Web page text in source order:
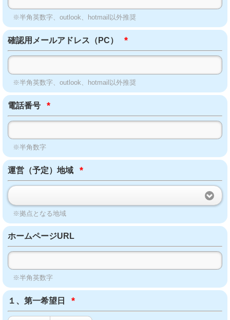
※半角英数字、outlook、hotmail以外推奨
確認用メールアドレス（PC） *
※半角英数字、outlook、hotmail以外推奨
電話番号 *
※半角数字
運営（予定）地域 *
※拠点となる地域
ホームページURL
※半角英数字
１、第一希望日 *